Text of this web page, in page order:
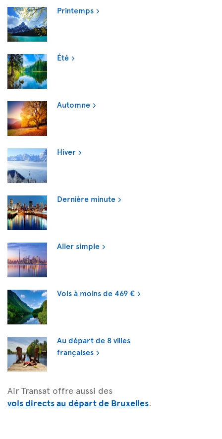
Printemps
Été
Automne
Hiver
Dernière minute
Aller simple
Vols à moins de 469 €
Au départ de 8 villes
françaises
Air Transat offre aussi des
vols directs au départ de Bruxelles.